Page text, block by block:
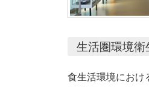
生活圏環境衛
食生活環境におけ